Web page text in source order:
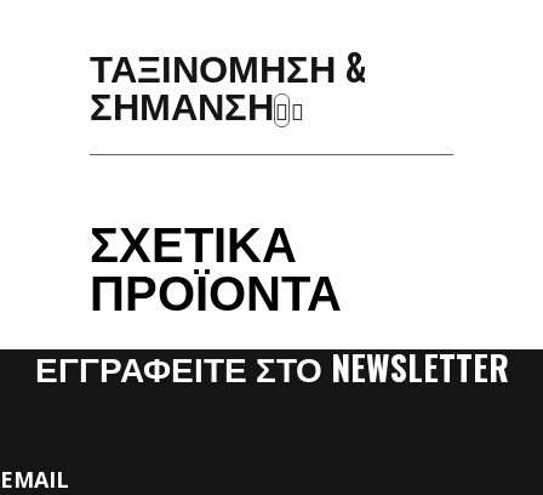
ΤΑΞΙΝΟΜΗΣΗ &
ΣΗΜΑΝΣΗ
ΣΧΕΤΙΚΑ
ΠΡΟΪΟΝΤΑ
ΕΓΓΡΑΦΕΙΤΕ ΣΤΟ NEWSLETTER
EMAIL